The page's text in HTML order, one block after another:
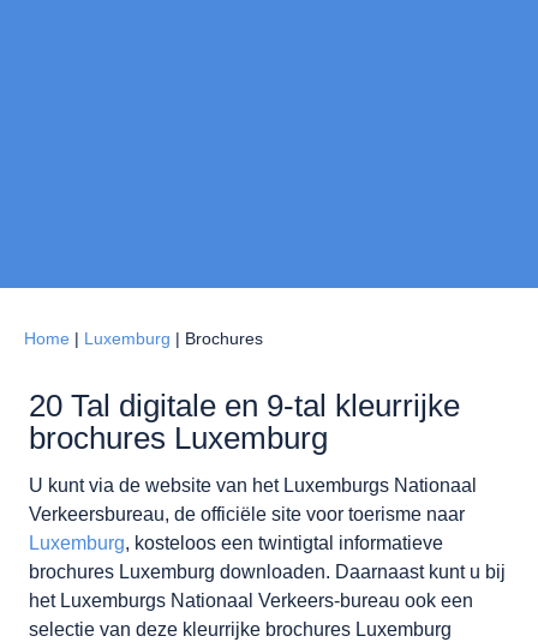
Home | Luxemburg | Brochures
20 Tal digitale en 9-tal kleurrijke
brochures Luxemburg
U kunt via de website van het Luxemburgs Nationaal
Verkeersbureau, de officiële site voor toerisme naar
Luxemburg, kosteloos een twintigtal informatieve
brochures Luxemburg downloaden. Daarnaast kunt u bij
het Luxemburgs Nationaal Verkeers-bureau ook een
selectie van deze kleurrijke brochures Luxemburg